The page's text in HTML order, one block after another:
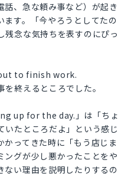
話、急な頼み事など）が起き
ます。「今やろうとしてたの
残念な気持ちを表すのにぴっ
to finish work.
終えるところでした。
up for the day.」は「ちょ
いたところだよ」という感じ
ってきた時に「もう店じま
ングが少し悪かったことをや
ない理由を説明したりするの